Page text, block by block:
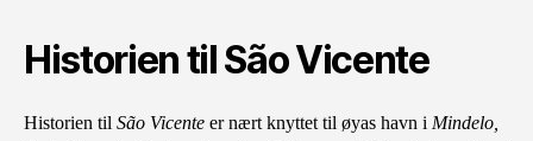
Historien til São Vicente
Historien til São Vicente er nært knyttet til øyas havn i Mindelo,